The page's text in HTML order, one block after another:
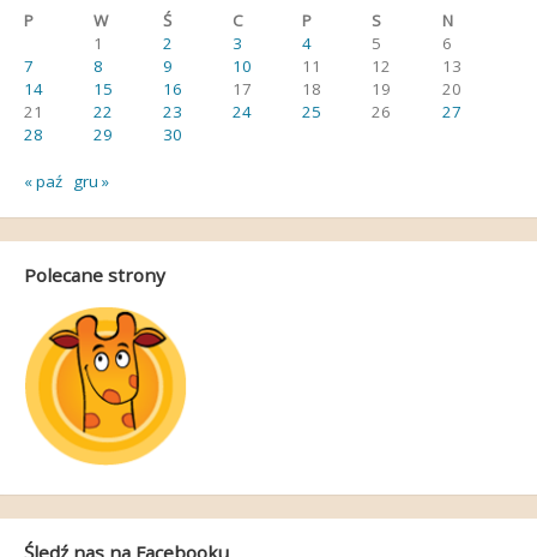
P
W Ś C P S
N
1
2 3 4 5
6
7
8 9 10 11 12
13
14
15 16 17 18 19
20
21
22 23 24 25 26
27
28
29 30
« paź gru »
Polecane strony